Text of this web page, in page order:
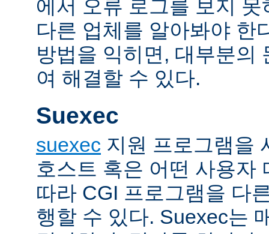
에서 오류 로그를 보지
다른 업체를 알아봐야 한
방법을 익히면, 대부분의
여 해결할 수 있다.
Suexec
suexec 지원 프로그램을
호스트 혹은 어떤 사용자
따라 CGI 프로그램을 다
행할 수 있다. Suexec는